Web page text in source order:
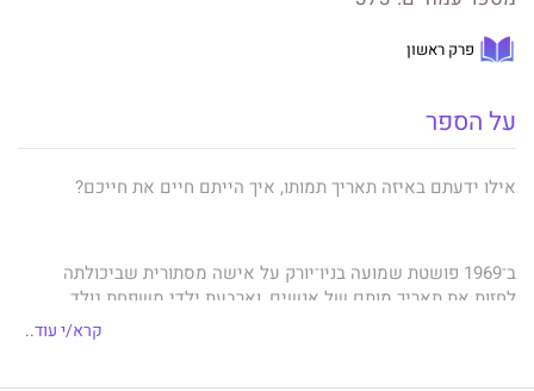
פרק ראשון
על הספר
אילו ידעתם באיזה תאריך תמותו, איך הייתם חיים את חייכם?
ב־1969 פושטת שמועה בניו־יורק על אישה מסתורית שביכולתה
לחזות את תאריך מותם של אנשים, וארבעת ילדי משפחת גולד
הצעירים באים אליה בסתר כדי לשמוע את עתידם. בשנים הבאות
מתבגרים האחים ונעים במעגלי החיים, אבל אף שהם שבים ומדברים
קרא/י עוד..